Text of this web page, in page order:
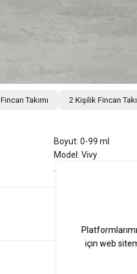
Fincan Takımı 2 Kişilik Fincan
Boyut: 0-99 ml
Model: Vivy